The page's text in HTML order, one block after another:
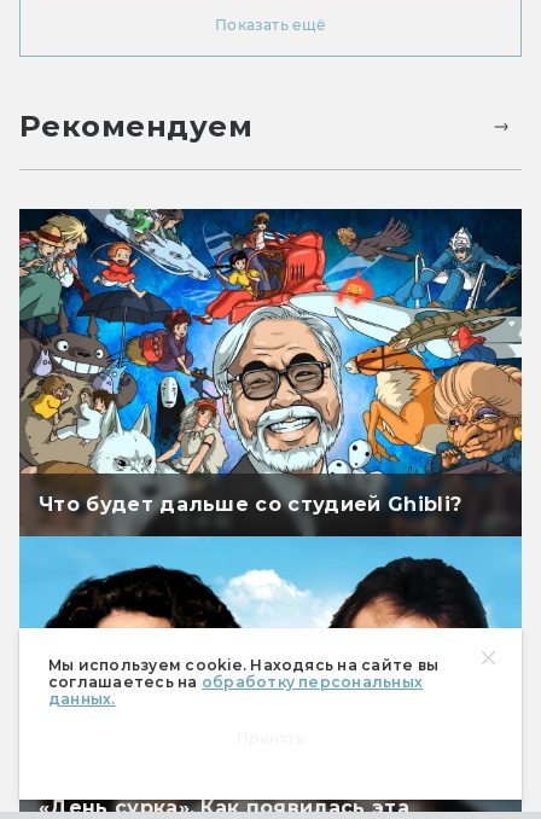
Мы используем cookie. Находясь на сайте вы
соглашаетесь на обработку персональных
данных.
Показать ещё
Рекомендуем
Что будет дальше со студией Ghibli?
«День сурка». Как появилась эта